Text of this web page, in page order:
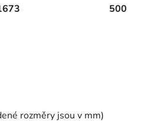
500
rozměry jsou v mm)